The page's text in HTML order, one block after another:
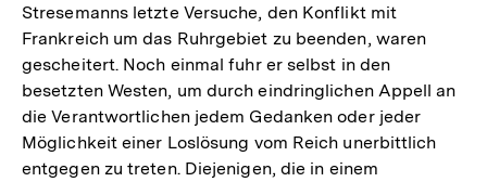
Stresemanns letzte Versuche, den Konflikt mit
Frankreich um das Ruhrgebiet zu beenden, waren
gescheitert. Noch einmal fuhr er selbst in den
besetzten Westen, um durch eindringlichen Appell an
die Verantwortlichen jedem Gedanken oder jeder
Möglichkeit einer Loslösung vom Reich unerbittlich
entgegen zu treten. Diejenigen, die in einem